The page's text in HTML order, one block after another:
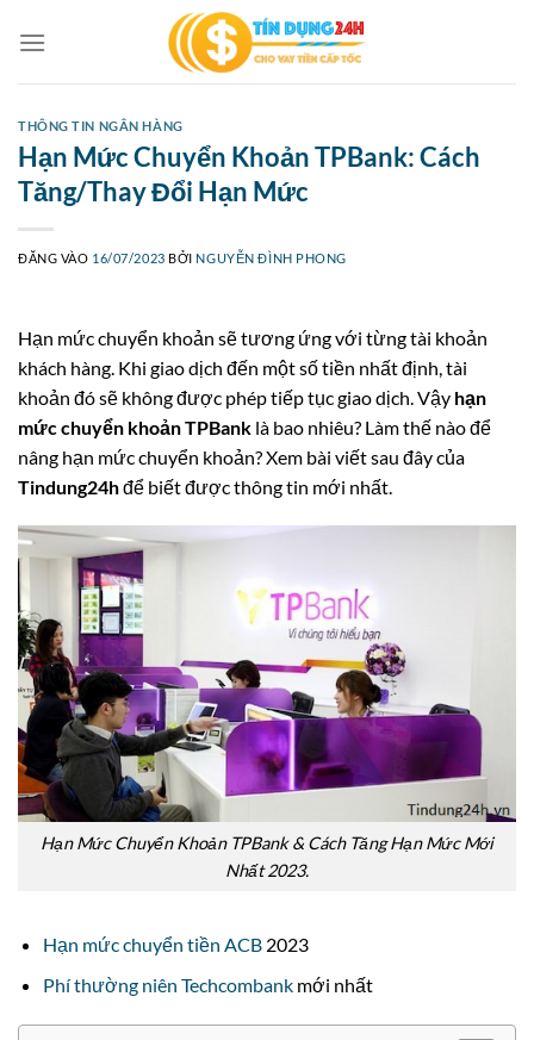
qua
THÔNG TIN NGÂN HÀNG
Hạn Mức Chuyển Khoản TPBank: Cách
Tăng/Thay Đổi Hạn Mức
ĐĂNG VÀO 16/07/2023 BỞI NGUYỄN ĐÌNH PHONG
Hạn mức chuyển khoản sẽ tương ứng với từng tài khoản
khách hàng. Khi giao dịch đến một số tiền nhất định, tài
khoản đó sẽ không được phép tiếp tục giao dịch. Vậy hạn
mức chuyển khoản TPBank là bao nhiêu? Làm thế nào để
nâng hạn mức chuyển khoản? Xem bài viết sau đây của
Tindung24hđể biết được thông tin mới nhất.
Hạn Mức Chuyển Khoản TPBank & Cách Tăng Hạn Mức Mới
Nhất 2023.
Hạn mức chuyển tiền ACB2023
Phí thường niên Techcombankmới nhất